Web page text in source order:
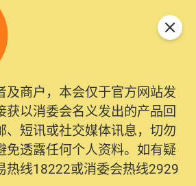
及商户，本会仅于官方网站发
获以消委会名义发出的产品回
、短讯或社交媒体讯息，切勿
免透露任何个人资料。如有疑
热线18222或消委会热线2929
关闭